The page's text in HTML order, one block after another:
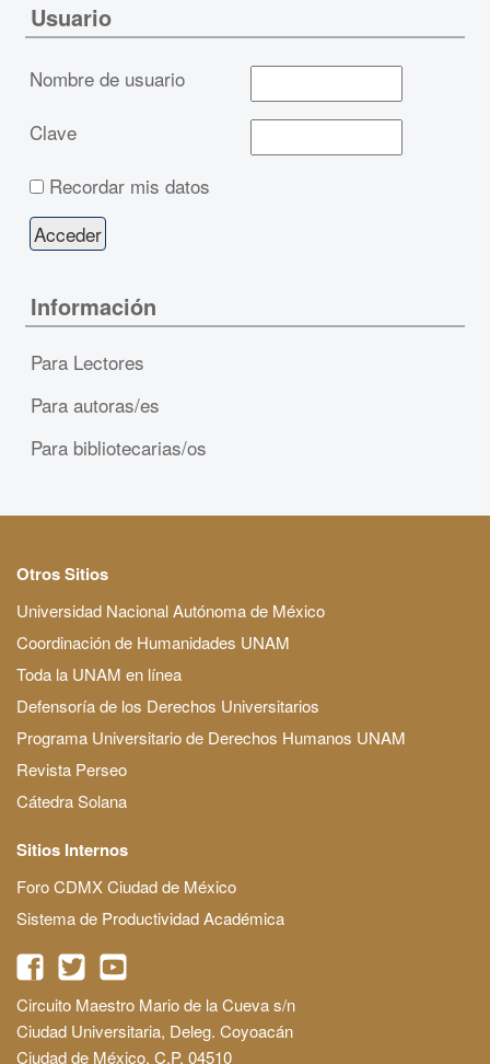
Usuario
Nombre de usuario
Clave
Recordar mis datos
Información
Para Lectores
Para autoras/es
Para bibliotecarias/os
Otros Sitios
Universidad Nacional Autónoma de México
Coordinación de Humanidades UNAM
Toda la UNAM en línea
Defensoría de los Derechos Universitarios
Programa Universitario de Derechos Humanos UNAM
Revista Perseo
Cátedra Solana
Sitios Internos
Foro CDMX Ciudad de México
Sistema de Productividad Académica
Circuito Maestro Mario de la Cueva s/n
Ciudad Universitaria, Deleg. Coyoacán
Ciudad de México, C.P. 04510